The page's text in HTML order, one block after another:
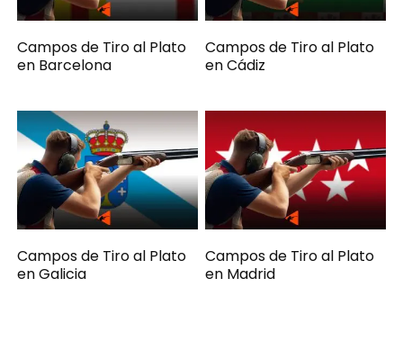
Campos de Tiro al Plato
en Barcelona
Campos de Tiro al Plato
en Cádiz
Campos de Tiro al Plato
en Galicia
Campos de Tiro al Plato
en Madrid